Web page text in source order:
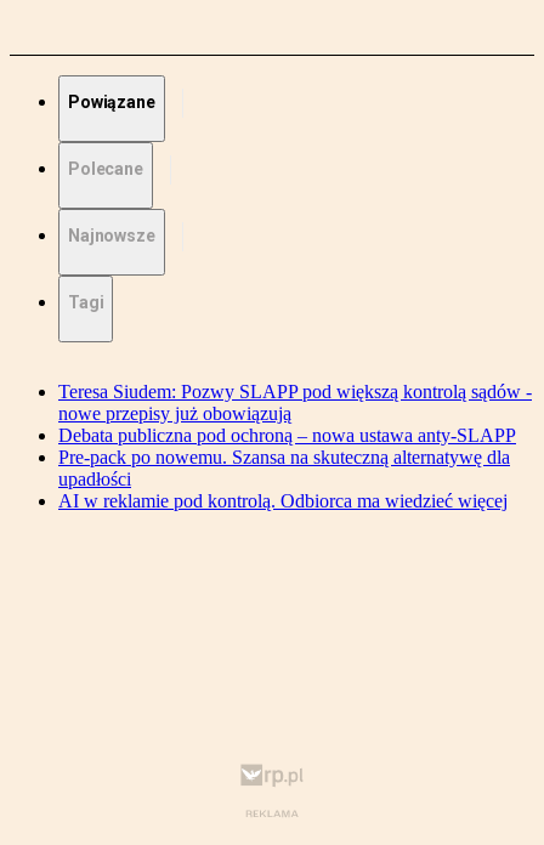
Powiązane
Polecane
Najnowsze
Tagi
Teresa Siudem: Pozwy SLAPP pod większą kontrolą sądów -
nowe przepisy już obowiązują
Debata publiczna pod ochroną – nowa ustawa anty-SLAPP
Pre-pack po nowemu. Szansa na skuteczną alternatywę dla
upadłości
AI w reklamie pod kontrolą. Odbiorca ma wiedzieć więcej